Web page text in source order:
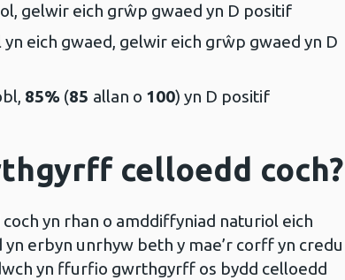
gelwir eich grŵp gwaed yn D positif
yn eich gwaed, gelwir eich grŵp gwaed yn D
85% (85 allan o 100) yn D positif
celloedd coch?
yn rhan o amddiffyniad naturiol eich
erbyn unrhyw beth y mae’r corff yn credu
yn ffurfio gwrthgyrff os bydd celloedd